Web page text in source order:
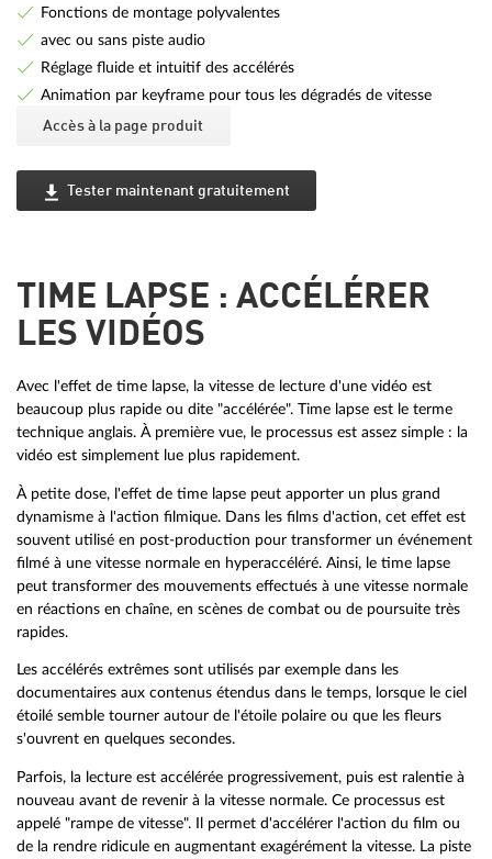
Fonctions de montage polyvalentes
avec ou sans piste audio
Réglage fluide et intuitif des accélérés
Animation par keyframe pour tous les dégradés de vitesse
Accès à la page produit
Tester maintenant gratuitement
TIME LAPSE : ACCÉLÉRER
LES VIDÉOS
Avec l'effet de time lapse, la vitesse de lecture d'une vidéo est
beaucoup plus rapide ou dite "accélérée". Time lapse est le terme
technique anglais. À première vue, le processus est assez simple : la
vidéo est simplement lue plus rapidement.
À petite dose, l'effet de time lapse peut apporter un plus grand
dynamisme à l'action filmique. Dans les films d'action, cet effet est
souvent utilisé en post-production pour transformer un événement
filmé à une vitesse normale en hyperaccéléré. Ainsi, le time lapse
peut transformer des mouvements effectués à une vitesse normale
en réactions en chaîne, en scènes de combat ou de poursuite très
rapides.
Les accélérés extrêmes sont utilisés par exemple dans les
documentaires aux contenus étendus dans le temps, lorsque le ciel
étoilé semble tourner autour de l'étoile polaire ou que les fleurs
s'ouvrent en quelques secondes.
Parfois, la lecture est accélérée progressivement, puis est ralentie à
nouveau avant de revenir à la vitesse normale. Ce processus est
appelé "rampe de vitesse". Il permet d'accélérer l'action du film ou
de la rendre ridicule en augmentant exagérément la vitesse. La piste